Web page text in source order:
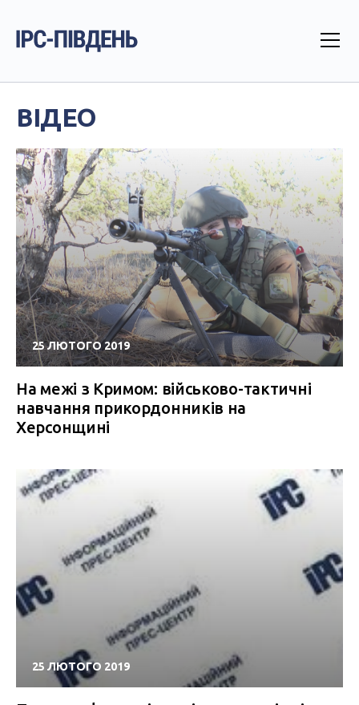
ВІДЕО
25 ЛЮТОГО 2019
На межі з Кримом: військово-тактичні
навчання прикордонників на
Херсонщині
25 ЛЮТОГО 2019